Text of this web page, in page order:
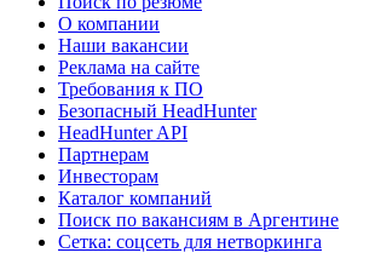
О компании
Наши вакансии
Реклама на сайте
Требования к ПО
Безопасный HeadHunter
HeadHunter API
Партнерам
Инвесторам
Каталог компаний
Поиск по вакансиям в Аргентине
Сетка: соцсеть для нетворкинга